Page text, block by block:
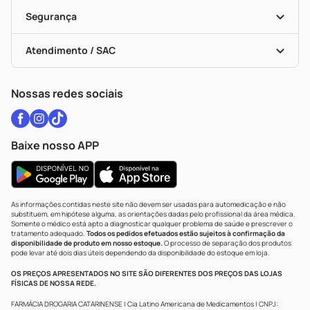
Cupons E Ofertas
Black Friday
Alomed
Formas De Pagamento
Troca E Devolução
Bulas De A A Z
Políticas De Marketplace
Serviços Farmacêuticos
Testes Rápidos
Autoteste Covid-19
Vacinas
Segurança
Portal Da Privacidade
Atendimento / SAC
Nossas redes sociais
Baixe nosso APP
As informações contidas neste site não devem ser usadas para automedicação e não
substituem, em hipótese alguma, as orientações dadas pelo profissional da área médica.
Somente o médico está apto a diagnosticar qualquer problema de saúde e prescrever o
tratamento adequado. Todos os pedidos efetuados estão sujeitos à confirmação da
disponibilidade de produto em nosso estoque.O processo de separação dos produtos
pode levar até dois dias úteis dependendo da disponibilidade do estoque em loja.
OS PREÇOS APRESENTADOS NO SITE SÃO DIFERENTES DOS PREÇOS DAS LOJAS
FÍSICAS DE NOSSA REDE.
FARMÁCIA DROGARIA CATARINENSE | Cia Latino Americana de Medicamentos | CNPJ: